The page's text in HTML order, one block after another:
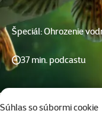
Súhlas so súbormi cookie
Špeciál: Ohrozenie
37 min. podcastu